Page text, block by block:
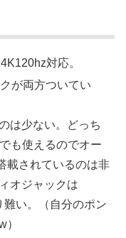
対応。
が両方ついてい
は少ない。どっち
も使えるのでオー
載されているのは非
オジャックは
い。（自分のポン